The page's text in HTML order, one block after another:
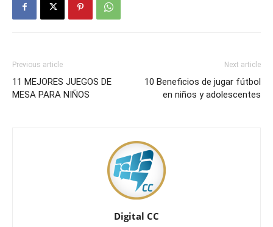
Previous article
11 MEJORES JUEGOS DE
MESA PARA NIÑOS
Next article
10 Beneficios de jugar fútbol
en niños y adolescentes
Digital CC